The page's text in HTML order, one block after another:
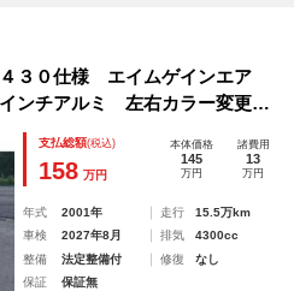
３０仕様 エイムゲインエア
ンチアルミ 左右カラー変更
２０ｋ アッパーアーム 電動
スモ
支払総額(税込)
158 万円
本体価格
145
万円
諸費用
13
万円
年式 2001年 走行
15.5万km
車検
2027年8月 排気
4300cc
整備
法定整備付 修復
なし
保証
保証無